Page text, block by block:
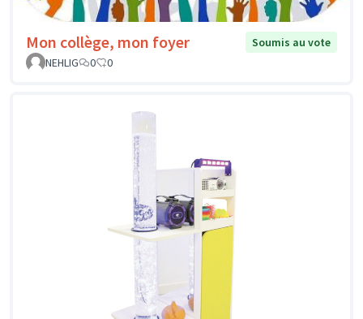
Mon collège, mon foyer
Soumis au vote
NEHLIG
0 0